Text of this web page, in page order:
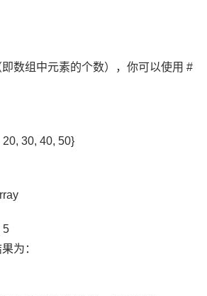
数组中元素的个数），你可以使用 #
20, 30, 40, 50}
5
为：